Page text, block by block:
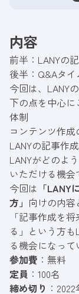
内容
前半：LANYの
後半：Q&Aタイ
今回は、LANY
下の点を中心
体制
コンテンツ作成
LANYの記事作
LANYがどのよ
いただける機会
今回は 「
方」 向けの内容
「記事作成を
る」という方
る機会になって
参加費 ：無料
定員 ：100名
締め切り ：